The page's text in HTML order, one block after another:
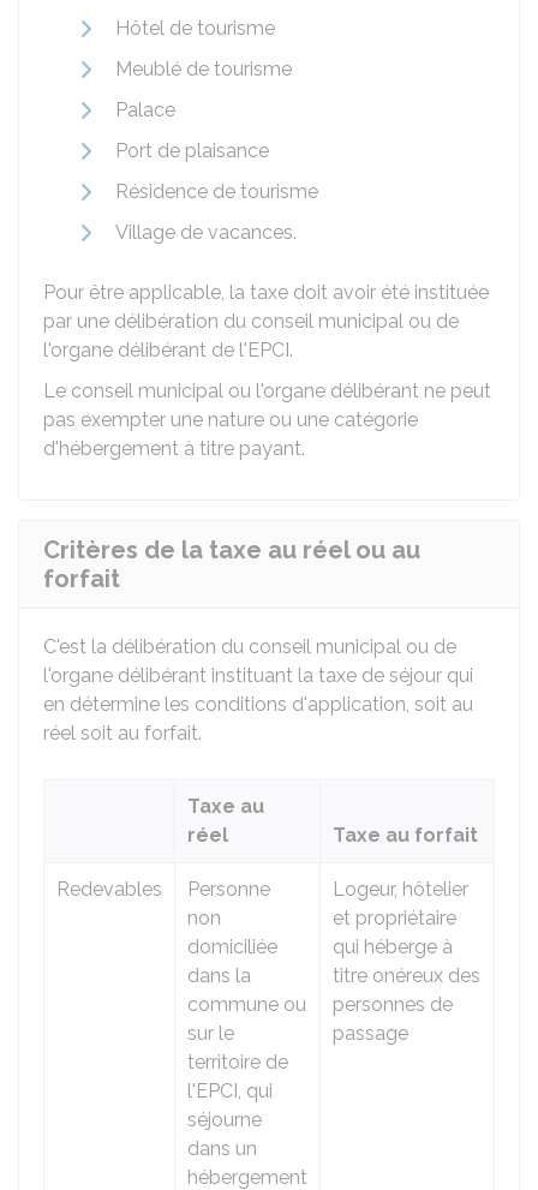
Hôtel de tourisme
Meublé de tourisme
Palace
Port de plaisance
Résidence de tourisme
Village de vacances.
Pour être applicable, la taxe doit avoir été instituée
par une délibération du conseil municipal ou de
l'organe délibérant de l'EPCI.
Le conseil municipal ou l'organe délibérant ne peut
pas exempter une nature ou une catégorie
d'hébergement à titre payant.
Critères de la taxe au réel ou au
forfait
C'est la délibération du conseil municipal ou de
l'organe délibérant instituant la taxe de séjour qui
en détermine les conditions d'application, soit au
réel soit au forfait.
Taxe au
réel
Taxe au forfait
Redevables
Personne
non
domiciliée
dans la
commune ou
sur le
territoire de
l'EPCI, qui
séjourne
dans un
hébergement
Logeur, hôtelier
et propriétaire
qui héberge à
titre onéreux des
personnes de
passage